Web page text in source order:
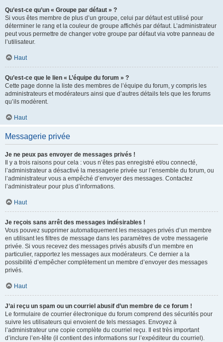
Qu’est-ce qu’un « Groupe par défaut » ?
Si vous êtes membre de plus d’un groupe, celui par défaut est utilisé pour
déterminer le rang et la couleur de groupe affichés par défaut. L’administrateur
peut vous permettre de changer votre groupe par défaut via votre panneau de
l’utilisateur.
Haut
Qu’est-ce que le lien « L’équipe du forum » ?
Cette page donne la liste des membres de l’équipe du forum, y compris les
administrateurs et modérateurs ainsi que d’autres détails tels que les forums
qu’ils modèrent.
Haut
Messagerie privée
Je ne peux pas envoyer de messages privés !
Il y a trois raisons pour cela : vous n’êtes pas enregistré et/ou connecté,
l’administrateur a désactivé la messagerie privée sur l’ensemble du forum, ou
l’administrateur vous a empêché d’envoyer des messages. Contactez
l’administrateur pour plus d’informations.
Haut
Je reçois sans arrêt des messages indésirables !
Vous pouvez supprimer automatiquement les messages privés d’un membre
en utilisant les filtres de message dans les paramètres de votre messagerie
privée. Si vous recevez des messages privés abusifs d’un membre en
particulier, rapportez les messages aux modérateurs. Ce dernier a la
possibilité d’empêcher complètement un membre d’envoyer des messages
privés.
Haut
J’ai reçu un spam ou un courriel abusif d’un membre de ce forum !
Le formulaire de courrier électronique du forum comprend des sécurités pour
suivre les utilisateurs qui envoient de tels messages. Envoyez à
l’administrateur une copie complète du courriel reçu. Il est très important
d’inclure l’en-tête (il contient des informations sur l’expéditeur du courriel).